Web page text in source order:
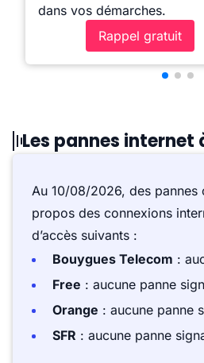
dans vos démarches.
Rappel gratuit
Les pannes internet
Au 10/08/2026, des pannes
propos des connexions
d’accès suivants :
Bouygues Telecom :
Free : aucune panne
Orange : aucune panne
SFR : aucune panne